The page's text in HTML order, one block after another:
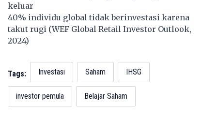
keluar
40% individu global tidak berinvestasi karena
takut rugi (WEF Global Retail Investor Outlook,
2024)
Tags: Investasi Saham IHSG
investor pemula Belajar Saham